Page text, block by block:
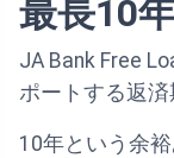
最長10
JA Bank Free
ポートする返済
10年という余